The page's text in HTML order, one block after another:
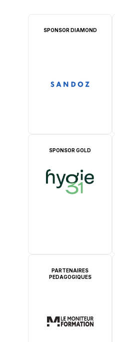
SPONSOR DIAMOND
SPONSOR GOLD
PARTENAIRES
PEDAGOGIQUES